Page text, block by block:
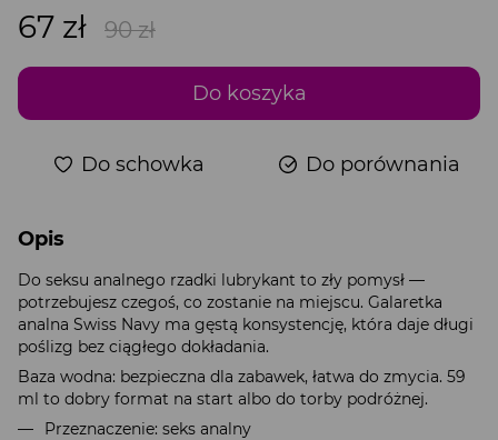
67 zł 90 zł
Do koszyka
Do schowka Do porównania
Opis
Do seksu analnego rzadki lubrykant to zły pomysł —
potrzebujesz czegoś, co zostanie na miejscu. Galaretka
analna Swiss Navy ma gęstą konsystencję, która daje długi
poślizg bez ciągłego dokładania.
Baza wodna: bezpieczna dla zabawek, łatwa do zmycia. 59
ml to dobry format na start albo do torby podróżnej.
Przeznaczenie: seks analny